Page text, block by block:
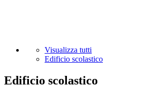
Visualizza tutti
Edificio scolastico
Edificio scolastico